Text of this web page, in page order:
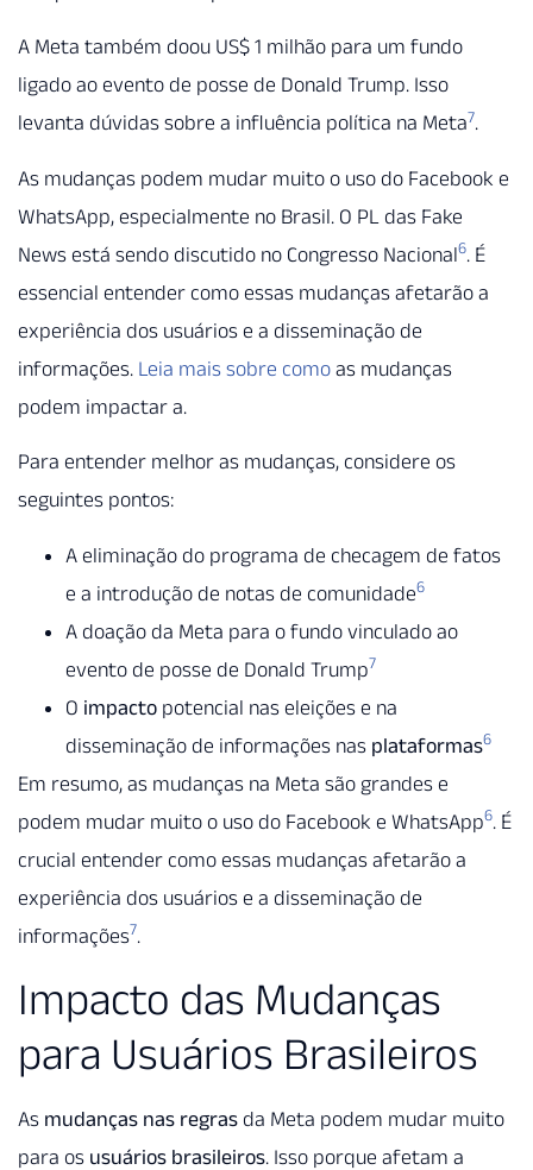
A Meta também doou US$ 1 milhão para um fundo
ligado ao evento de posse de Donald Trump. Isso
levanta dúvidas sobre a influência política na Meta7.
As mudanças podem mudar muito o uso do Facebook e
WhatsApp, especialmente no Brasil. O PL das Fake
News está sendo discutido no Congresso Nacional6. É
essencial entender como essas mudanças afetarão a
experiência dos usuários e a disseminação de
informações. Leia mais sobre como as mudanças
podem impactar a.
Para entender melhor as mudanças, considere os
seguintes pontos:
A eliminação do programa de checagem de fatos
e a introdução de notas de comunidade6
A doação da Meta para o fundo vinculado ao
evento de posse de Donald Trump7
O impacto potencial nas eleições e na
disseminação de informações nas plataformas6
Em resumo, as mudanças na Meta são grandes e
podem mudar muito o uso do Facebook e WhatsApp6. É
crucial entender como essas mudanças afetarão a
experiência dos usuários e a disseminação de
informações7.
Impacto das Mudanças
para Usuários Brasileiros
As mudanças nas regras da Meta podem mudar muito
para os usuários brasileiros. Isso porque afetam a